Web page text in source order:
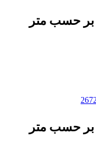
بر حسب متر
بر حسب متر